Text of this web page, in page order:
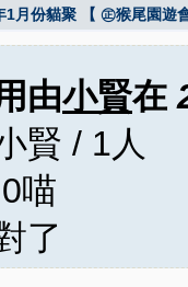
月份貓聚 【 ㊣猴尾園遊會
由小賢在
賢 / 1人
喵
了